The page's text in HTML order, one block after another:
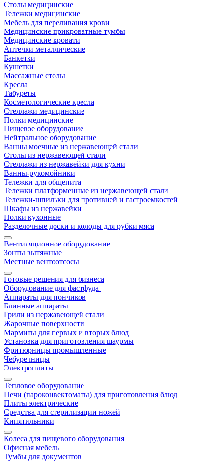
Столы медицинские
Тележки медицинские
Мебель для переливания крови
Медицинские прикроватные тумбы
Медицинские кровати
Аптечки металлические
Банкетки
Кушетки
Массажные столы
Кресла
Табуреты
Косметологические кресла
Стеллажи медицинские
Полки медицинские
Пищевое оборудование
Нейтральное оборудование
Ванны моечные из нержавеющей стали
Столы из нержавеющей стали
Стеллажи из нержавейки для кухни
Ванны-рукомойники
Тележки для общепита
Тележки платформенные из нержавеющей стали
Тележки-шпильки для противней и гастроемкостей
Шкафы из нержавейки
Полки кухонные
Разделочные доски и колоды для рубки мяса
Вентиляционное оборудование
Зонты вытяжные
Местные вентоотсосы
Готовые решения для бизнеса
Оборудование для фастфуда
Аппараты для пончиков
Блинные аппараты
Грили из нержавеющей стали
Жарочные поверхности
Мармиты для первых и вторых блюд
Установка для приготовления шаурмы
Фритюрницы промышленные
Чебуречницы
Электроплиты
Тепловое оборудование
Печи (пароконвектоматы) для приготовления блюд
Плиты электрические
Средства для стерилизации ножей
Кипятильники
Колеса для пищевого оборудования
Офисная мебель
Тумбы для документов